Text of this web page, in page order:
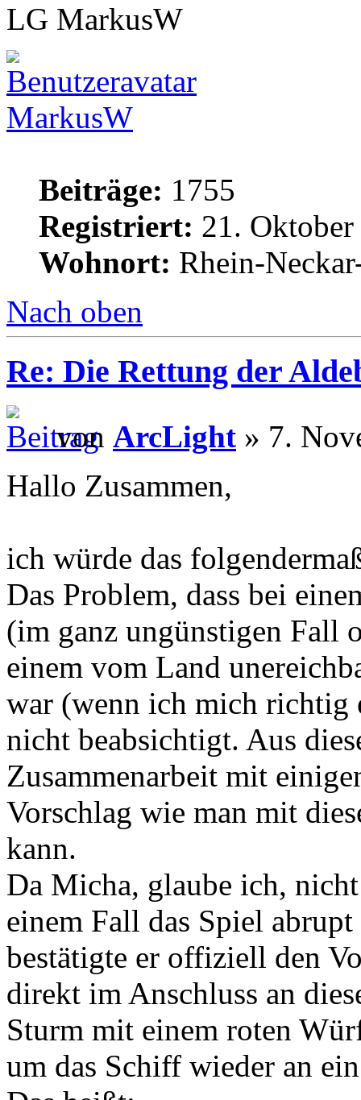
LG MarkusW
MarkusW
Beiträge: 1755
Registriert: 21.
Wohnort: Rhein-
Nach oben
Re: Die Rettung der
von ArcLight » 7.
Hallo Zusammen,
ich würde das
Das Problem, dass bei
(im ganz ungünstigen Fall
einem vom Land
war (wenn ich mich richtig
nicht beabsichtigt. Aus
Zusammenarbeit mit
Vorschlag wie man mit
kann.
Da Micha, glaube ich,
einem Fall das Spiel
bestätigte er offiziell den
direkt im Anschluss an
Sturm mit einem roten
um das Schiff wieder an